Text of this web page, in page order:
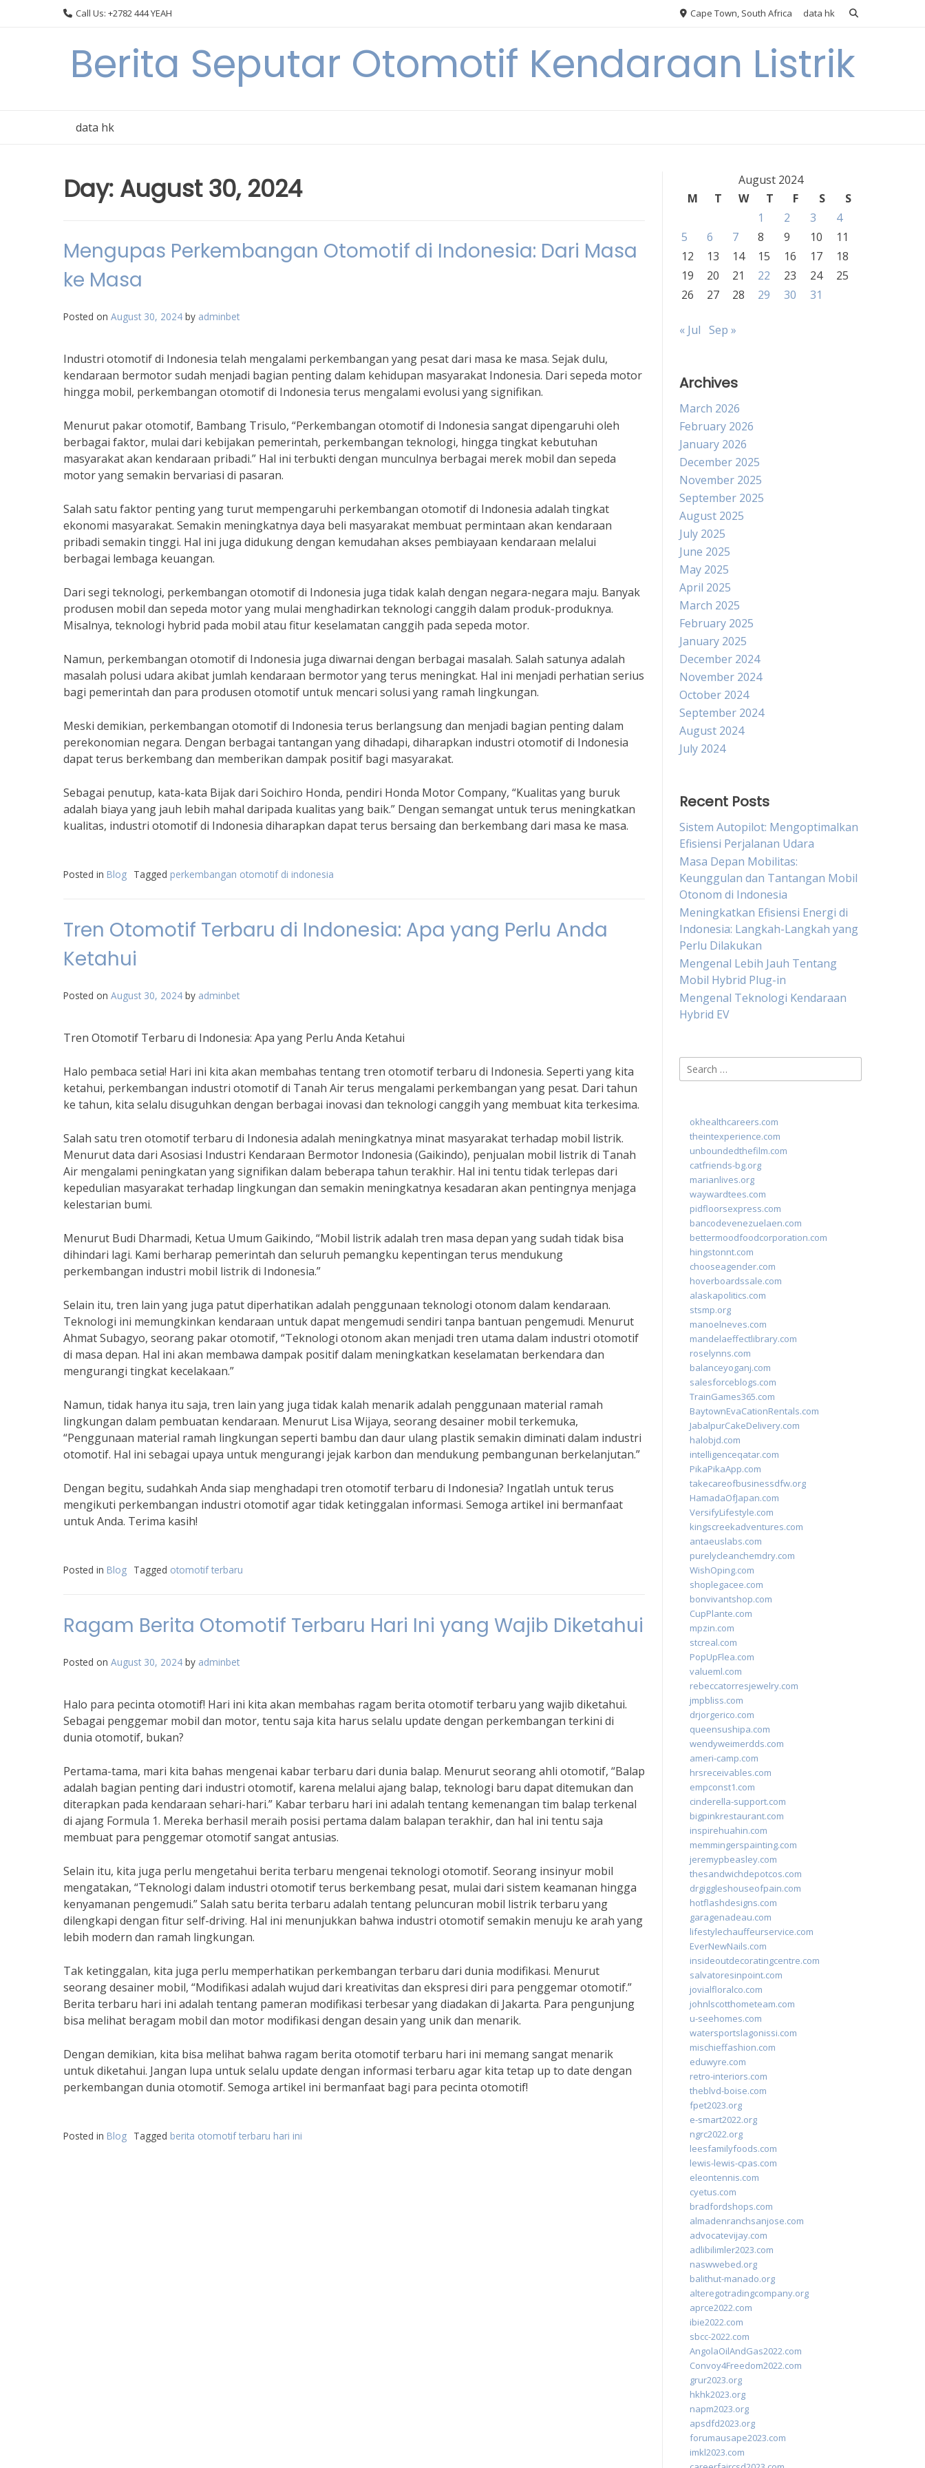
Call Us: +2782 444 YEAH Cape Town, South Africa data hk
Berita Seputar Otomotif Kendaraan Listrik
data hk
Day: August 30, 2024
Mengupas Perkembangan Otomotif di Indonesia: Dari Masa
ke Masa
Posted on August 30, 2024 by adminbet
Industri otomotif di Indonesia telah mengalami perkembangan yang pesat dari masa ke masa. Sejak dulu,
kendaraan bermotor sudah menjadi bagian penting dalam kehidupan masyarakat Indonesia. Dari sepeda motor
hingga mobil, perkembangan otomotif di Indonesia terus mengalami evolusi yang signifikan.
Menurut pakar otomotif, Bambang Trisulo, “Perkembangan otomotif di Indonesia sangat dipengaruhi oleh
berbagai faktor, mulai dari kebijakan pemerintah, perkembangan teknologi, hingga tingkat kebutuhan
masyarakat akan kendaraan pribadi.” Hal ini terbukti dengan munculnya berbagai merek mobil dan sepeda
motor yang semakin bervariasi di pasaran.
Salah satu faktor penting yang turut mempengaruhi perkembangan otomotif di Indonesia adalah tingkat
ekonomi masyarakat. Semakin meningkatnya daya beli masyarakat membuat permintaan akan kendaraan
pribadi semakin tinggi. Hal ini juga didukung dengan kemudahan akses pembiayaan kendaraan melalui
berbagai lembaga keuangan.
Dari segi teknologi, perkembangan otomotif di Indonesia juga tidak kalah dengan negara-negara maju. Banyak
produsen mobil dan sepeda motor yang mulai menghadirkan teknologi canggih dalam produk-produknya.
Misalnya, teknologi hybrid pada mobil atau fitur keselamatan canggih pada sepeda motor.
Namun, perkembangan otomotif di Indonesia juga diwarnai dengan berbagai masalah. Salah satunya adalah
masalah polusi udara akibat jumlah kendaraan bermotor yang terus meningkat. Hal ini menjadi perhatian serius
bagi pemerintah dan para produsen otomotif untuk mencari solusi yang ramah lingkungan.
Meski demikian, perkembangan otomotif di Indonesia terus berlangsung dan menjadi bagian penting dalam
perekonomian negara. Dengan berbagai tantangan yang dihadapi, diharapkan industri otomotif di Indonesia
dapat terus berkembang dan memberikan dampak positif bagi masyarakat.
Sebagai penutup, kata-kata Bijak dari Soichiro Honda, pendiri Honda Motor Company, “Kualitas yang buruk
adalah biaya yang jauh lebih mahal daripada kualitas yang baik.” Dengan semangat untuk terus meningkatkan
kualitas, industri otomotif di Indonesia diharapkan dapat terus bersaing dan berkembang dari masa ke masa.
Posted in Blog Tagged perkembangan otomotif di indonesia
Tren Otomotif Terbaru di Indonesia: Apa yang Perlu Anda
Ketahui
Posted on August 30, 2024 by adminbet
Tren Otomotif Terbaru di Indonesia: Apa yang Perlu Anda Ketahui
Halo pembaca setia! Hari ini kita akan membahas tentang tren otomotif terbaru di Indonesia. Seperti yang kita
ketahui, perkembangan industri otomotif di Tanah Air terus mengalami perkembangan yang pesat. Dari tahun
ke tahun, kita selalu disuguhkan dengan berbagai inovasi dan teknologi canggih yang membuat kita terkesima.
Salah satu tren otomotif terbaru di Indonesia adalah meningkatnya minat masyarakat terhadap mobil listrik.
Menurut data dari Asosiasi Industri Kendaraan Bermotor Indonesia (Gaikindo), penjualan mobil listrik di Tanah
Air mengalami peningkatan yang signifikan dalam beberapa tahun terakhir. Hal ini tentu tidak terlepas dari
kepedulian masyarakat terhadap lingkungan dan semakin meningkatnya kesadaran akan pentingnya menjaga
kelestarian bumi.
Menurut Budi Dharmadi, Ketua Umum Gaikindo, “Mobil listrik adalah tren masa depan yang sudah tidak bisa
dihindari lagi. Kami berharap pemerintah dan seluruh pemangku kepentingan terus mendukung
perkembangan industri mobil listrik di Indonesia.”
Selain itu, tren lain yang juga patut diperhatikan adalah penggunaan teknologi otonom dalam kendaraan.
Teknologi ini memungkinkan kendaraan untuk dapat mengemudi sendiri tanpa bantuan pengemudi. Menurut
Ahmat Subagyo, seorang pakar otomotif, “Teknologi otonom akan menjadi tren utama dalam industri otomotif
di masa depan. Hal ini akan membawa dampak positif dalam meningkatkan keselamatan berkendara dan
mengurangi tingkat kecelakaan.”
Namun, tidak hanya itu saja, tren lain yang juga tidak kalah menarik adalah penggunaan material ramah
lingkungan dalam pembuatan kendaraan. Menurut Lisa Wijaya, seorang desainer mobil terkemuka,
“Penggunaan material ramah lingkungan seperti bambu dan daur ulang plastik semakin diminati dalam industri
otomotif. Hal ini sebagai upaya untuk mengurangi jejak karbon dan mendukung pembangunan berkelanjutan.”
Dengan begitu, sudahkah Anda siap menghadapi tren otomotif terbaru di Indonesia? Ingatlah untuk terus
mengikuti perkembangan industri otomotif agar tidak ketinggalan informasi. Semoga artikel ini bermanfaat
untuk Anda. Terima kasih!
Posted in Blog Tagged otomotif terbaru
Ragam Berita Otomotif Terbaru Hari Ini yang Wajib Diketahui
Posted on August 30, 2024 by adminbet
Halo para pecinta otomotif! Hari ini kita akan membahas ragam berita otomotif terbaru yang wajib diketahui.
Sebagai penggemar mobil dan motor, tentu saja kita harus selalu update dengan perkembangan terkini di
dunia otomotif, bukan?
Pertama-tama, mari kita bahas mengenai kabar terbaru dari dunia balap. Menurut seorang ahli otomotif, “Balap
adalah bagian penting dari industri otomotif, karena melalui ajang balap, teknologi baru dapat ditemukan dan
diterapkan pada kendaraan sehari-hari.” Kabar terbaru hari ini adalah tentang kemenangan tim balap terkenal
di ajang Formula 1. Mereka berhasil meraih posisi pertama dalam balapan terakhir, dan hal ini tentu saja
membuat para penggemar otomotif sangat antusias.
Selain itu, kita juga perlu mengetahui berita terbaru mengenai teknologi otomotif. Seorang insinyur mobil
mengatakan, “Teknologi dalam industri otomotif terus berkembang pesat, mulai dari sistem keamanan hingga
kenyamanan pengemudi.” Salah satu berita terbaru adalah tentang peluncuran mobil listrik terbaru yang
dilengkapi dengan fitur self-driving. Hal ini menunjukkan bahwa industri otomotif semakin menuju ke arah yang
lebih modern dan ramah lingkungan.
Tak ketinggalan, kita juga perlu memperhatikan perkembangan terbaru dari dunia modifikasi. Menurut
seorang desainer mobil, “Modifikasi adalah wujud dari kreativitas dan ekspresi diri para penggemar otomotif.”
Berita terbaru hari ini adalah tentang pameran modifikasi terbesar yang diadakan di Jakarta. Para pengunjung
bisa melihat beragam mobil dan motor modifikasi dengan desain yang unik dan menarik.
Dengan demikian, kita bisa melihat bahwa ragam berita otomotif terbaru hari ini memang sangat menarik
untuk diketahui. Jangan lupa untuk selalu update dengan informasi terbaru agar kita tetap up to date dengan
perkembangan dunia otomotif. Semoga artikel ini bermanfaat bagi para pecinta otomotif!
Posted in Blog Tagged berita otomotif terbaru hari ini
August 2024
M
T W T F S
S
1
2 3
4
5
6 7 8 9 10
11
12
13 14 15 16 17
18
19
20 21 22 23 24
25
26
27 28 29 30 31
« Jul Sep »
Archives
March 2026
February 2026
January 2026
December 2025
November 2025
September 2025
August 2025
July 2025
June 2025
May 2025
April 2025
March 2025
February 2025
January 2025
December 2024
November 2024
October 2024
September 2024
August 2024
July 2024
Recent Posts
Sistem Autopilot: Mengoptimalkan
Efisiensi Perjalanan Udara
Masa Depan Mobilitas:
Keunggulan dan Tantangan Mobil
Otonom di Indonesia
Meningkatkan Efisiensi Energi di
Indonesia: Langkah-Langkah yang
Perlu Dilakukan
Mengenal Lebih Jauh Tentang
Mobil Hybrid Plug-in
Mengenal Teknologi Kendaraan
Hybrid EV
Search
for:
okhealthcareers.com
theintexperience.com
unboundedthefilm.com
catfriends-bg.org
marianlives.org
waywardtees.com
pidfloorsexpress.com
bancodevenezuelaen.com
bettermoodfoodcorporation.com
hingstonnt.com
chooseagender.com
hoverboardssale.com
alaskapolitics.com
stsmp.org
manoelneves.com
mandelaeffectlibrary.com
roselynns.com
balanceyoganj.com
salesforceblogs.com
TrainGames365.com
BaytownEvaCationRentals.com
JabalpurCakeDelivery.com
halobjd.com
intelligenceqatar.com
PikaPikaApp.com
takecareofbusinessdfw.org
HamadaOfJapan.com
VersifyLifestyle.com
kingscreekadventures.com
antaeuslabs.com
purelycleanchemdry.com
WishOping.com
shoplegacee.com
bonvivantshop.com
CupPlante.com
mpzin.com
stcreal.com
PopUpFlea.com
valueml.com
rebeccatorresjewelry.com
jmpbliss.com
drjorgerico.com
queensushipa.com
wendyweimerdds.com
ameri-camp.com
hrsreceivables.com
empconst1.com
cinderella-support.com
bigpinkrestaurant.com
inspirehuahin.com
memmingerspainting.com
jeremypbeasley.com
thesandwichdepotcos.com
drgiggleshouseofpain.com
hotflashdesigns.com
garagenadeau.com
lifestylechauffeurservice.com
EverNewNails.com
insideoutdecoratingcentre.com
salvatoresinpoint.com
jovialfloralco.com
johnlscotthometeam.com
u-seehomes.com
watersportslagonissi.com
mischieffashion.com
eduwyre.com
retro-interiors.com
theblvd-boise.com
fpet2023.org
e-smart2022.org
ngrc2022.org
leesfamilyfoods.com
lewis-lewis-cpas.com
eleontennis.com
cyetus.com
bradfordshops.com
almadenranchsanjose.com
advocatevijay.com
adlibilimler2023.com
naswwebed.org
balithut-manado.org
alteregotradingcompany.org
aprce2022.com
ibie2022.com
sbcc-2022.com
AngolaOilAndGas2022.com
Convoy4Freedom2022.com
grur2023.org
hkhk2023.org
napm2023.org
apsdfd2023.org
forumausape2023.com
imkl2023.com